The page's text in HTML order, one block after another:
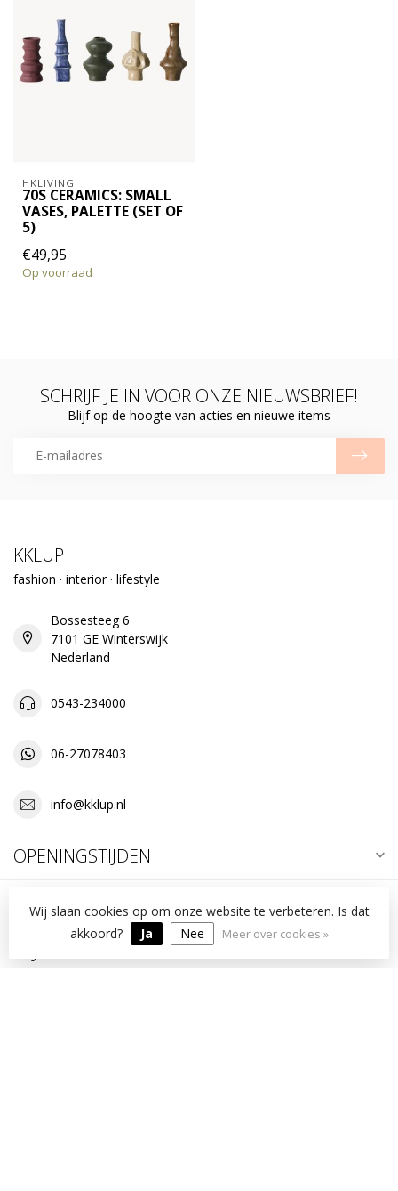
HKLIVING
70S CERAMICS: SMALL
VASES, PALETTE (SET OF
5)
€49,95
Op voorraad
SCHRIJF JE IN VOOR ONZE NIEUWSBRIEF!
Blijf op de hoogte van acties en nieuwe items
KKLUP
fashion · interior · lifestyle
Bossesteeg 6
7101 GE Winterswijk
Nederland
0543-234000
06-27078403
info@kklup.nl
OPENINGSTIJDEN
INFORMATIE
MIJN ACCOUNT
Wij slaan cookies op om onze website te verbeteren. Is dat
akkoord?
Ja Nee Meer over cookies »